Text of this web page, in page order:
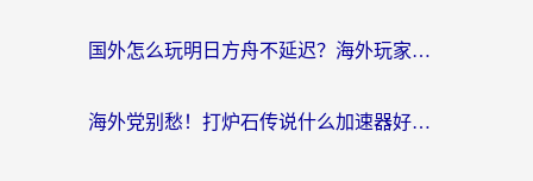
国外怎么玩明日方舟不延迟？海外玩家国服游戏加速终极指南（附DNF梦幻诛仙解决方案）
海外党别愁！打炉石传说什么加速器好用？3个实用技巧解决国服游戏卡顿